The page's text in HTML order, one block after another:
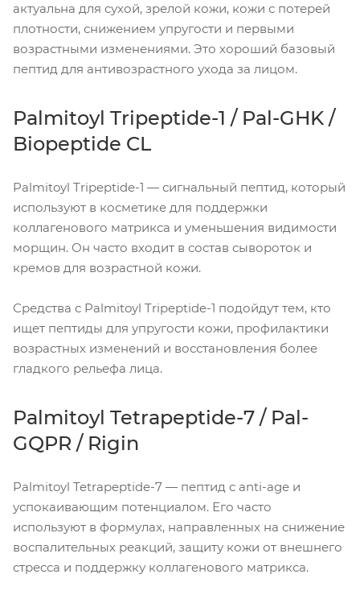
актуальна для сухой, зрелой кожи, кожи с потерей
плотности, снижением упругости и первыми
возрастными изменениями. Это хороший базовый
пептид для антивозрастного ухода за лицом.
Palmitoyl Tripeptide-1 / Pal-GHK /
Biopeptide CL
Palmitoyl Tripeptide-1 — сигнальный пептид, который
используют в косметике для поддержки
коллагенового матрикса и уменьшения видимости
морщин. Он часто входит в состав сывороток и
кремов для возрастной кожи.
Средства с Palmitoyl Tripeptide-1 подойдут тем, кто
ищет пептиды для упругости кожи, профилактики
возрастных изменений и восстановления более
гладкого рельефа лица.
Palmitoyl Tetrapeptide-7 / Pal-
GQPR / Rigin
Palmitoyl Tetrapeptide-7 — пептид с anti-age и
успокаивающим потенциалом. Его часто
используют в формулах, направленных на снижение
воспалительных реакций, защиту кожи от внешнего
стресса и поддержку коллагенового матрикса.